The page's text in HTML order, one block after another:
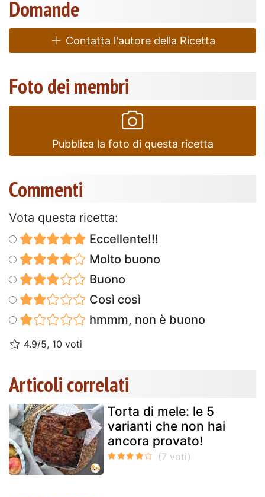
Domande
Contatta l'autore della Ricetta
Foto dei membri
Pubblica la foto di questa ricetta
Commenti
Vota questa ricetta:
Eccellente!!!
Molto buono
Buono
Così così
hmmm, non è buono
4.9/5, 10 voti
Articoli correlati
Torta di mele: le 5
varianti che non hai
ancora provato!